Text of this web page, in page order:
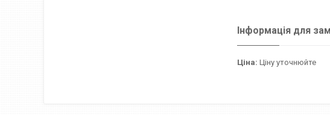
Інформація для
Ціна: Ціну уточнюйте